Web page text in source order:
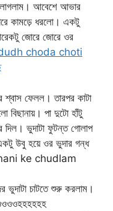
লাগলাম। আবেশে আভার
কামড়ে ধরলো। একটু
জোরে জোরে ওর
choda choti
ফেলল। তারপর কাটা
বিছানায়। পা দুটো হাঁটু
ভুদাটা ফুটন্ত গোলাপ
উবু হয়ে ওর ভুদার গন্ধ
nani ke chudlam
ভুদাটা চাটতে শুরু করলাম।